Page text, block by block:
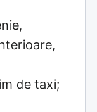
de taxi;